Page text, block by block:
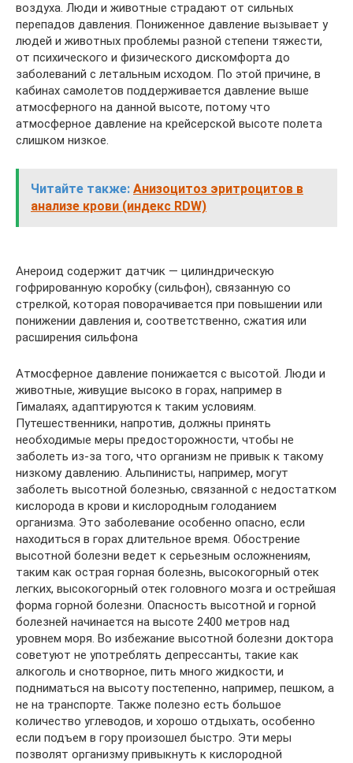
воздуха. Люди и животные страдают от сильных
перепадов давления. Пониженное давление вызывает у
людей и животных проблемы разной степени тяжести,
от психического и физического дискомфорта до
заболеваний с летальным исходом. По этой причине, в
кабинах самолетов поддерживается давление выше
атмосферного на данной высоте, потому что
атмосферное давление на крейсерской высоте полета
слишком низкое.
Читайте также: Анизоцитоз эритроцитов в
анализе крови (индекс RDW)
Анероид содержит датчик — цилиндрическую
гофрированную коробку (сильфон), связанную со
стрелкой, которая поворачивается при повышении или
понижении давления и, соответственно, сжатия или
расширения сильфона
Атмосферное давление понижается с высотой. Люди и
животные, живущие высоко в горах, например в
Гималаях, адаптируются к таким условиям.
Путешественники, напротив, должны принять
необходимые меры предосторожности, чтобы не
заболеть из-за того, что организм не привык к такому
низкому давлению. Альпинисты, например, могут
заболеть высотной болезнью, связанной с недостатком
кислорода в крови и кислородным голоданием
организма. Это заболевание особенно опасно, если
находиться в горах длительное время. Обострение
высотной болезни ведет к серьезным осложнениям,
таким как острая горная болезнь, высокогорный отек
легких, высокогорный отек головного мозга и острейшая
форма горной болезни. Опасность высотной и горной
болезней начинается на высоте 2400 метров над
уровнем моря. Во избежание высотной болезни доктора
советуют не употреблять депрессанты, такие как
алкоголь и снотворное, пить много жидкости, и
подниматься на высоту постепенно, например, пешком, а
не на транспорте. Также полезно есть большое
количество углеводов, и хорошо отдыхать, особенно
если подъем в гору произошел быстро. Эти меры
позволят организму привыкнуть к кислородной